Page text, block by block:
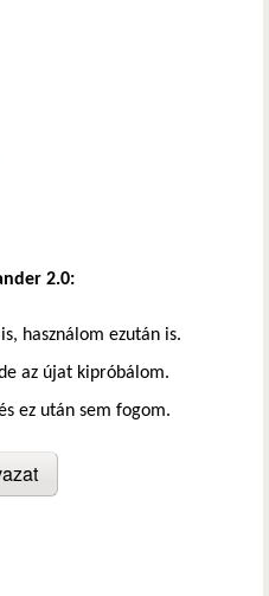
2.0:
használom ezután is.
az újat kipróbálom.
ez után sem fogom.